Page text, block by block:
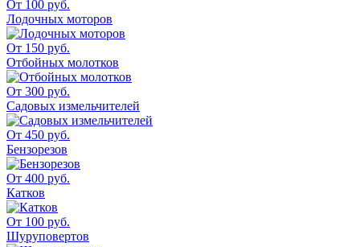
От 100 руб.
Лодочных моторов
От 150 руб.
Отбойных молотков
От 300 руб.
Садовых измельчителей
От 450 руб.
Бензорезов
От 400 руб.
Катков
От 100 руб.
Шуруповертов